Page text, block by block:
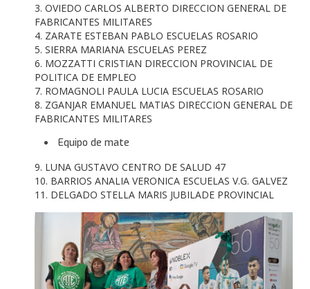
3. OVIEDO CARLOS ALBERTO DIRECCION GENERAL DE
FABRICANTES MILITARES
4. ZARATE ESTEBAN PABLO ESCUELAS ROSARIO
5. SIERRA MARIANA ESCUELAS PEREZ
6. MOZZATTI CRISTIAN DIRECCION PROVINCIAL DE
POLITICA DE EMPLEO
7. ROMAGNOLI PAULA LUCIA ESCUELAS ROSARIO
8. ZGANJAR EMANUEL MATIAS DIRECCION GENERAL DE
FABRICANTES MILITARES
Equipo de mate
9. LUNA GUSTAVO CENTRO DE SALUD 47
10. BARRIOS ANALIA VERONICA ESCUELAS V.G. GALVEZ
11. DELGADO STELLA MARIS JUBILADE PROVINCIAL